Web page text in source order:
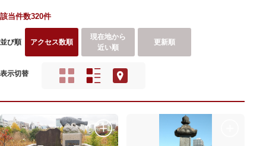
該当件数320件
並び順 アクセス数順
現在地から
近い順
更新順
表示切替